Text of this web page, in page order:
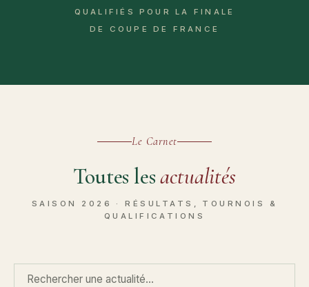
QUALIFIÉS POUR LA FINALE
DE COUPE DE FRANCE
Le Carnet
Toutes lesactualités
SAISON 2026 · RÉSULTATS, TOURNOIS &
QUALIFICATIONS